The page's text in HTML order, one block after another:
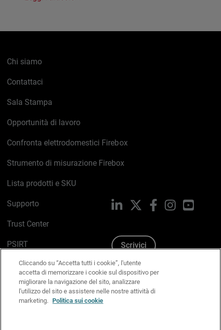
Chi siamo
Contattaci
Sala Stampa
Opportunità di lavoro
Confronta elettrodomestici Firebox
Strumento di misurazione Firebox
Lista prodotti e SKU
Supporto
Trust Center
PSIRT
Politica sui cookie
Informativa sulla privacy
Kit Media & Brand
LinkedIn FacebookInstagram
Scrivici
Cliccando su “Accetta tutti i cookie”, l'utente
accetta di memorizzare i cookie sul dispositivo per
migliorare la navigazione del sito, analizzare
l'utilizzo del sito e assistere nelle nostre attività di
marketing. Politica sui cookie